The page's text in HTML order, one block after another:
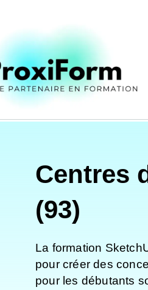
contenu
Centres
(93)
La formation
pour créer des
pour les débutants